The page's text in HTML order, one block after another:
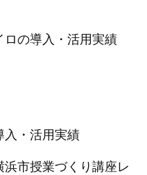
の導入・活用実績
入・活用実績
市授業づくり講座レ